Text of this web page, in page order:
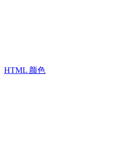
HTML 颜色